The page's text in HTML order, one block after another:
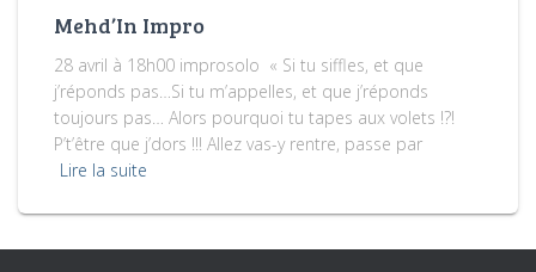
Mehd’In Impro
28 avril à 18h00 improsolo « Si tu siffles, et que
j’réponds pas…Si tu m’appelles, et que j’réponds
toujours pas… Alors pourquoi tu tapes aux volets !?!
P’t’être que j’dors !!! Allez vas-y rentre, passe par
Lire la suite